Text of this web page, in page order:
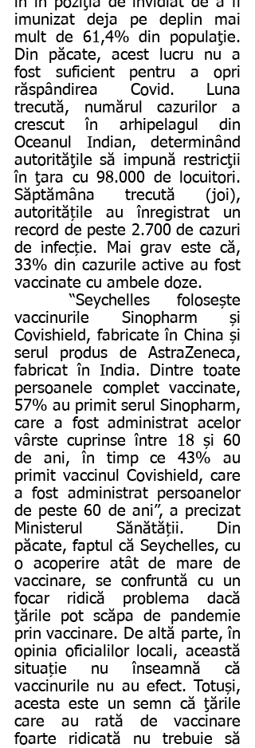
imunizat deja pe deplin mai
mult de 61,4% din populaţie.
Din păcate, acest lucru nu a
fost suficient pentru a opri
răspândirea Covid. Luna
trecută, numărul cazurilor a
crescut în arhipelagul din
Oceanul Indian, determinând
autorităţile să impună restricţii
în ţara cu 98.000 de locuitori.
Săptămâna trecută (joi),
autoritățile au înregistrat un
record de peste 2.700 de cazuri
de infecție. Mai grav este că,
33% din cazurile active au fost
vaccinate cu ambele doze.
vaccinurile Sinopharm și
Covishield, fabricate în China și
serul produs de AstraZeneca,
fabricat în India. Dintre toate
persoanele complet vaccinate,
57% au primit serul Sinopharm,
care a fost administrat acelor
vârste cuprinse între 18 și 60
de ani, în timp ce 43% au
primit vaccinul Covishield, care
a fost administrat persoanelor
de peste 60 de ani”, a precizat
Ministerul Sănătății. Din
păcate, faptul că Seychelles, cu
o acoperire atât de mare de
vaccinare, se confruntă cu un
focar ridică problema dacă
ţările pot scăpa de pandemie
prin vaccinare. De altă parte, în
opinia oficialilor locali, această
situație nu înseamnă că
vaccinurile nu au efect. Totuși,
acesta este un semn că ţările
care au rată de vaccinare
foarte ridicată nu trebuie să